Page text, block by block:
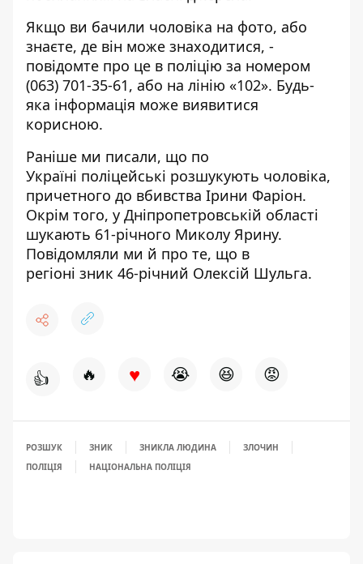
Якщо ви бачили чоловіка на фото, або
знаєте, де він може знаходитися, -
повідомте про це в поліцію за номером
(063) 701-35-61, або на лінію «102». Будь-
яка інформація може виявитися
корисною.
Раніше ми писали, що по
Україні поліцейські розшукують чоловіка,
причетного до вбивства Ірини Фаріон.
Окрім того, у Дніпропетровській області
шукають 61-річного Миколу Ярину.
Повідомляли ми й про те, що в
регіоні зник 46-річний Олексій Шульга.
👍 🔥 ♥ 😭 😆 😡
РОЗШУК ЗНИК ЗНИКЛА ЛЮДИНА
ЗЛОЧИН
ПОЛІЦІЯ
НАЦІОНАЛЬНА ПОЛІЦІЯ